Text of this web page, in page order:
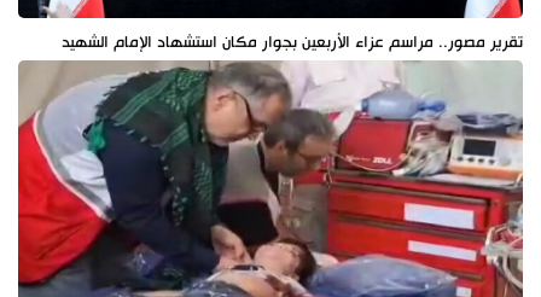
تقرير مصور.. مراسم عزاء الأربعين بجوار مكان استشهاد الإمام الشهيد